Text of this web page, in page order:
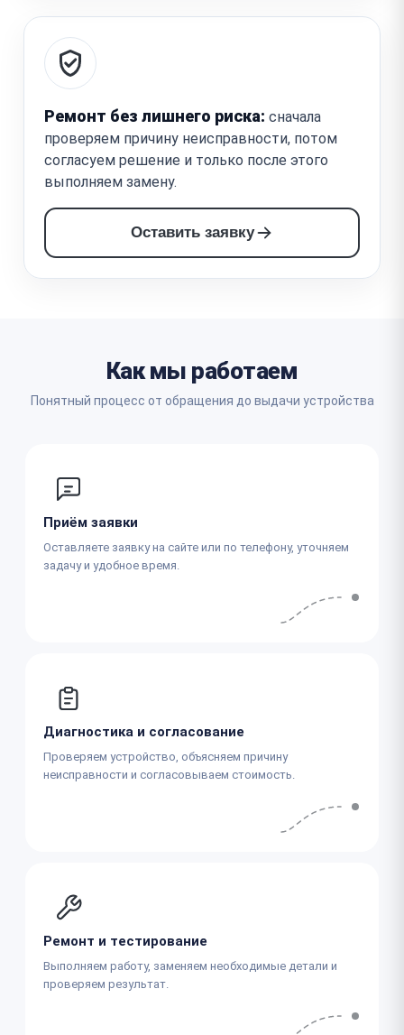
Ремонт без лишнего риска: сначала
проверяем причину неисправности, потом
согласуем решение и только после этого
выполняем замену.
Оставить заявку
Как мы работаем
Понятный процесс от обращения до выдачи устройства
Приём заявки
Оставляете заявку на сайте или по телефону, уточняем
задачу и удобное время.
Диагностика и согласование
Проверяем устройство, объясняем причину
неисправности и согласовываем стоимость.
Ремонт и тестирование
Выполняем работу, заменяем необходимые детали и
проверяем результат.